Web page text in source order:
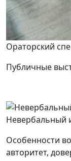
Ораторский
Публичные
Невербальный
Особенности
авторитет,